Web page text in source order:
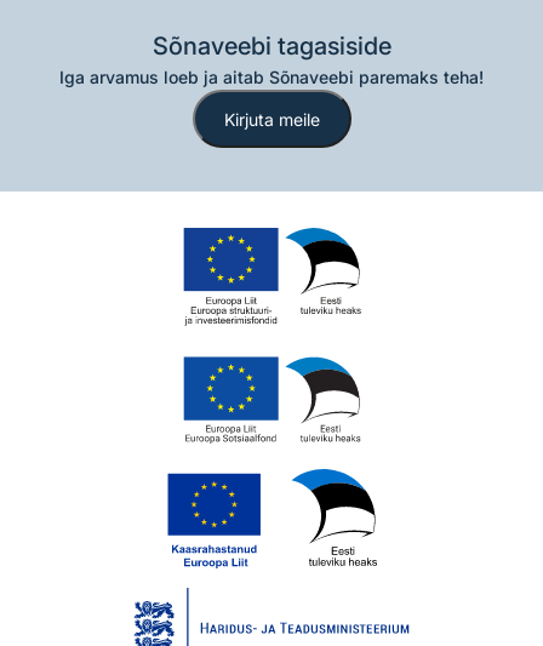
Sõnaveebi tagasiside
Iga arvamus loeb ja aitab Sõnaveebi paremaks teha!
Kirjuta meile